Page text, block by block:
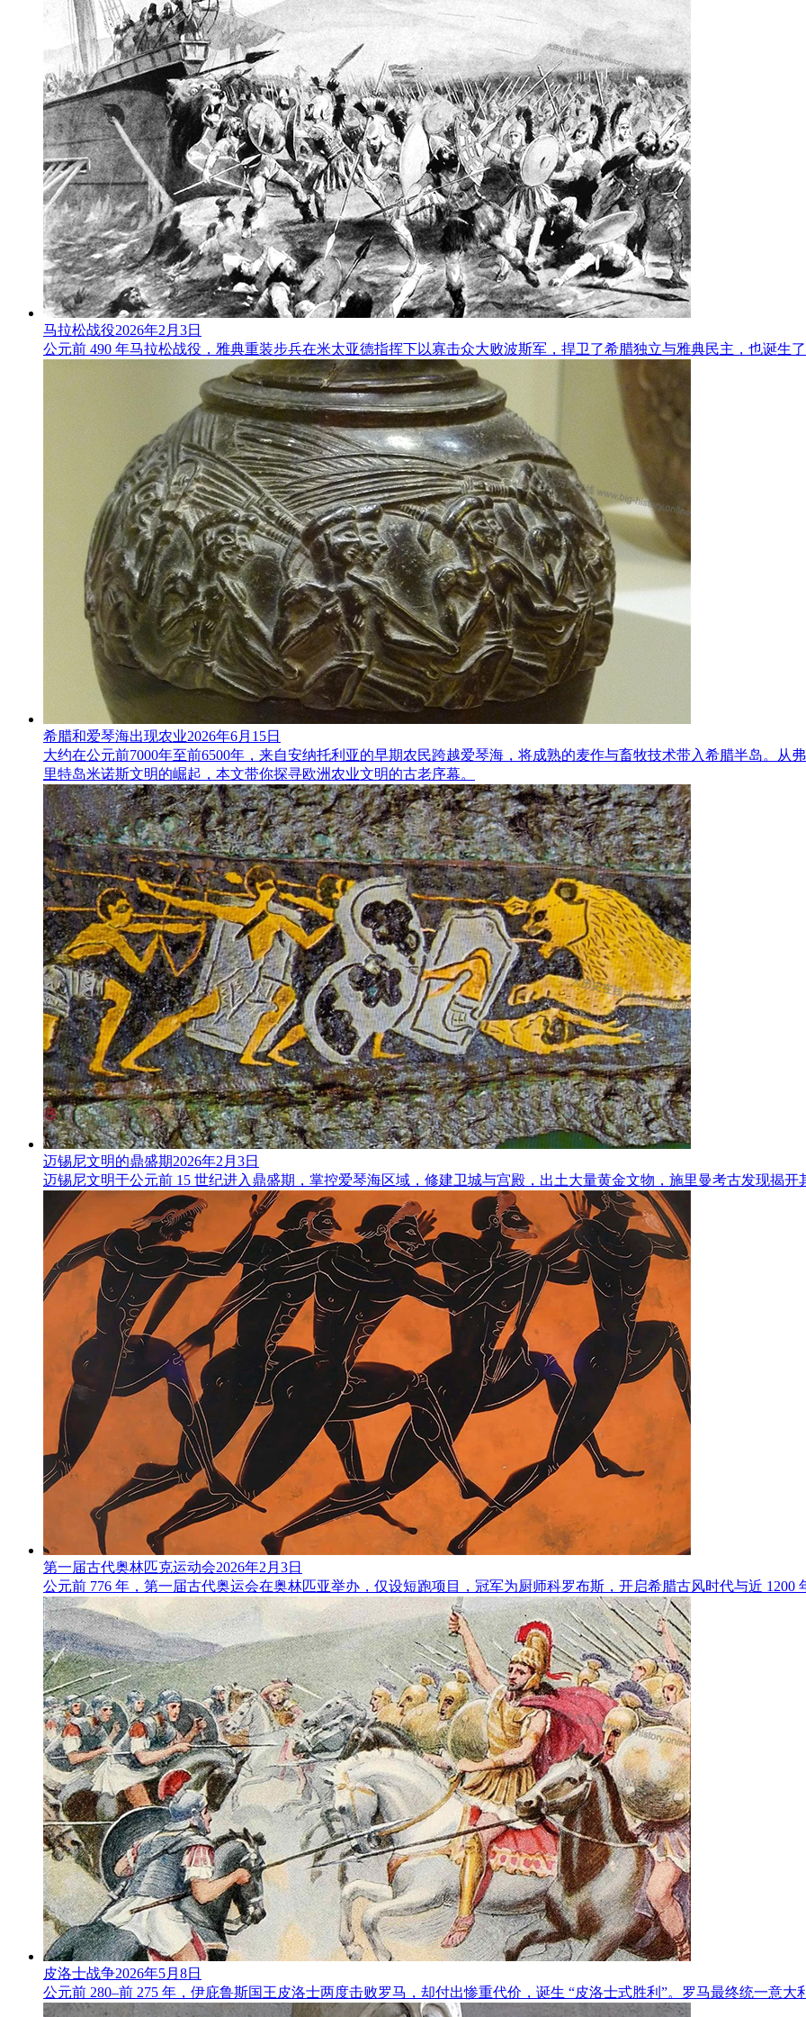
马拉松战役2026年2月3日
公元前 490 年马拉松战役，雅典重装步兵在米太亚德指挥下以寡击众大败波斯军，捍卫了希腊独立与雅典民主，也诞生了
希腊和爱琴海出现农业2026年6月15日
大约在公元前7000年至前6500年，来自安纳托利亚的早期农民跨越爱琴海，将成熟的麦作与畜牧技术带入希腊半岛。
里特岛米诺斯文明的崛起，本文带你探寻欧洲农业文明的古老序幕。
迈锡尼文明的鼎盛期2026年2月3日
迈锡尼文明于公元前 15 世纪进入鼎盛期，掌控爱琴海区域，修建卫城与宫殿，出土大量黄金文物，施里曼考古发现揭开
第一届古代奥林匹克运动会2026年2月3日
公元前 776 年，第一届古代奥运会在奥林匹亚举办，仅设短跑项目，冠军为厨师科罗布斯，开启希腊古风时代与近 1200
皮洛士战争2026年5月8日
公元前 280–前 275 年，伊庇鲁斯国王皮洛士两度击败罗马，却付出惨重代价，诞生 “皮洛士式胜利”。罗马最终统一意大